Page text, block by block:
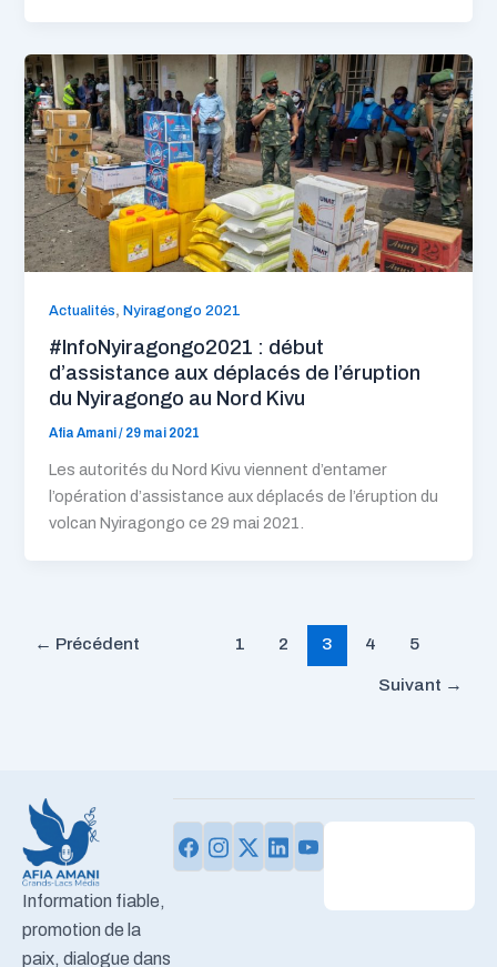
Actualités,Nyiragongo 2021
#InfoNyiragongo2021 : début
d’assistance aux déplacés de l’éruption
du Nyiragongo au Nord Kivu
Afia Amani/ 29 mai 2021
Les autorités du Nord Kivu viennent d’entamer
l’opération d’assistance aux déplacés de l’éruption du
volcan Nyiragongo ce 29 mai 2021.
← Précédent 1 2 3 4 5
Suivant →
Information fiable,
promotion de la
paix, dialogue dans